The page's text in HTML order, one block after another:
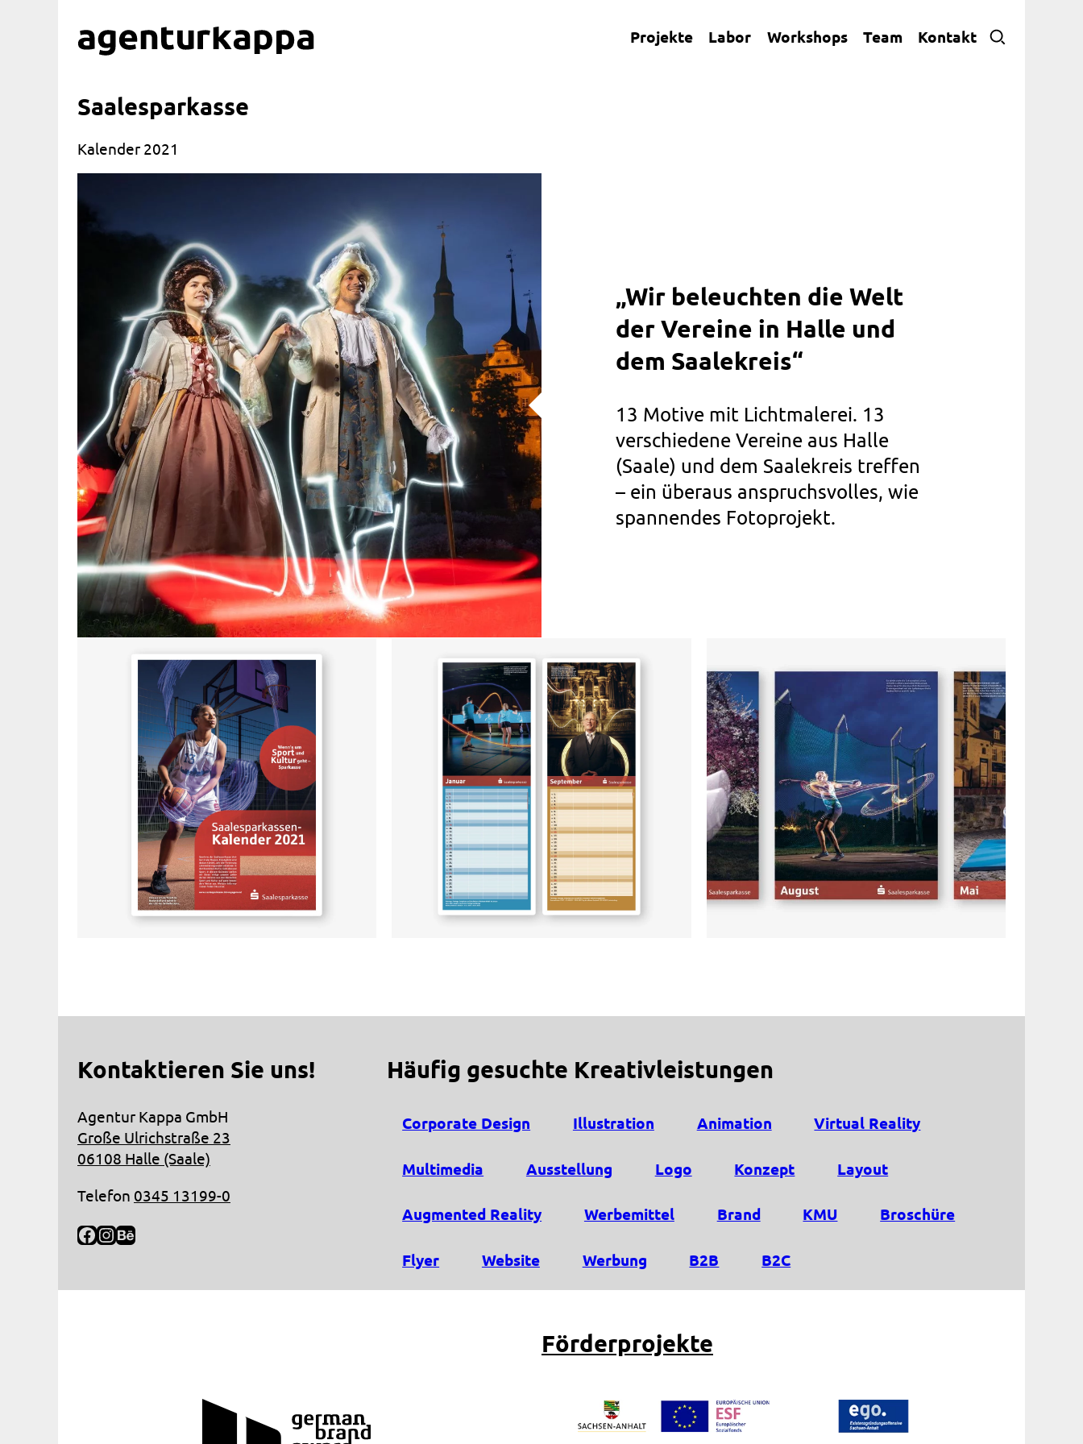
Projekte Labor Workshops Team Kontakt
Saalesparkasse
Kalender 2021
„Wir beleuchten die Welt
der Vereine in Halle und
dem Saalekreis“
13 Motive mit Lichtmalerei. 13
verschiedene Vereine aus Halle
(Saale) und dem Saalekreis treffen
– ein überaus anspruchsvolles, wie
spannendes Fotoprojekt.
Kontaktieren Sie uns!
Agentur Kappa GmbH
Große Ulrichstraße 23
06108 Halle (Saale)
Telefon 0345 13199-0
Facebook
Instagram
Behance
Häufig gesuchte Kreativleistungen
Corporate Design Illustration Animation Virtual Reality
Multimedia Ausstellung Logo Konzept Layout
Augmented Reality Werbemittel Brand KMU Broschüre
Flyer Website Werbung B2B B2C
Förderprojekte